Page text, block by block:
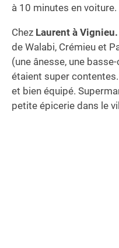
à 10 minutes en voiture.
Chez Laurent à Vignieu.
de Walabi, Crémieu et
(une ânesse, une
étaient super
et bien équipé.
petite épicerie dans le